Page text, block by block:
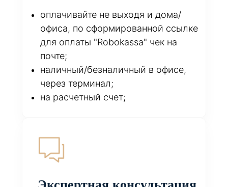
оплачивайте не выходя и дома/
офиса, по сформированной ссылке
для оплаты "Robokassa" чек на
почте;
наличный/безналичный в офисе,
через терминал;
на расчетный счет;